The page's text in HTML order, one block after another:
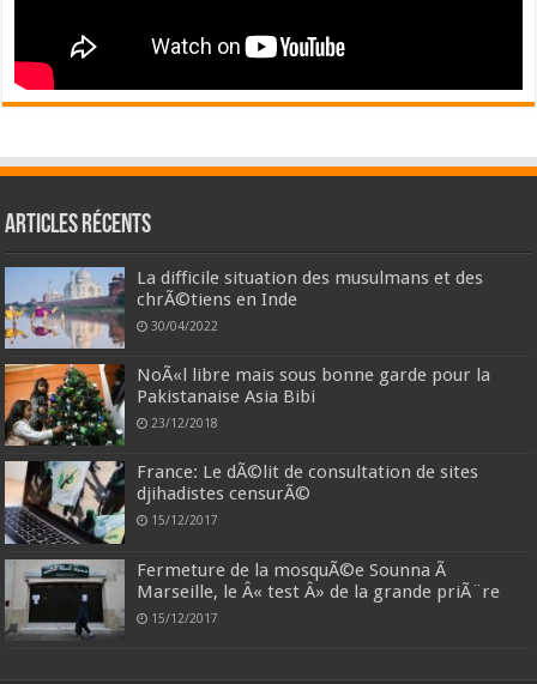
Articles récents
La difficile situation des musulmans et des
chrÃ©tiens en Inde
30/04/2022
NoÃ«l libre mais sous bonne garde pour la
Pakistanaise Asia Bibi
23/12/2018
France: Le dÃ©lit de consultation de sites
djihadistes censurÃ©
15/12/2017
Fermeture de la mosquÃ©e Sounna Ã
Marseille, le Â« test Â» de la grande priÃ¨re
15/12/2017